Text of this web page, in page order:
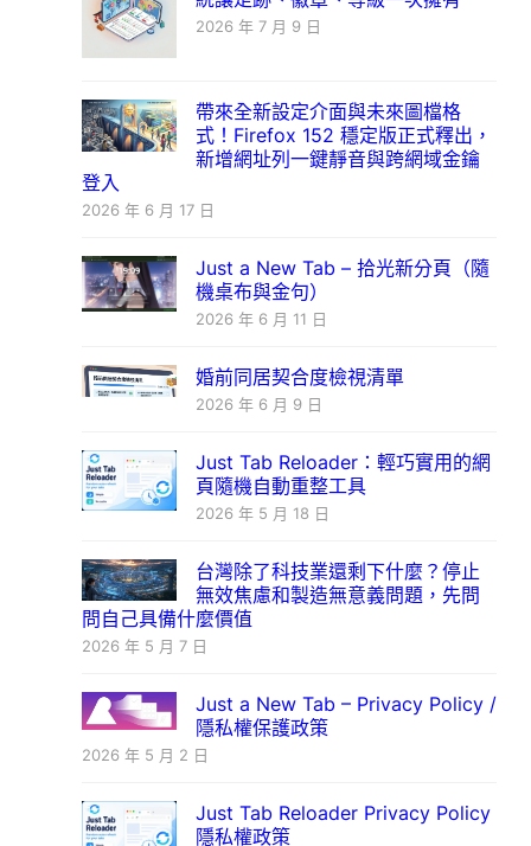
2026 年 7 月 9 日
帶來全新設定介面與未來圖檔格
式！Firefox 152 穩定版正式釋出，
新增網址列一鍵靜音與跨網域金鑰
登入
2026 年 6 月 17 日
Just a New Tab – 拾光新分頁（隨
機桌布與金句）
2026 年 6 月 11 日
婚前同居契合度檢視清單
2026 年 6 月 9 日
Just Tab Reloader：輕巧實用的網
頁隨機自動重整工具
2026 年 5 月 18 日
台灣除了科技業還剩下什麼？停止
無效焦慮和製造無意義問題，先問
問自己具備什麼價值
2026 年 5 月 7 日
Just a New Tab – Privacy Policy /
隱私權保護政策
2026 年 5 月 2 日
Just Tab Reloader Privacy Policy
隱私權政策